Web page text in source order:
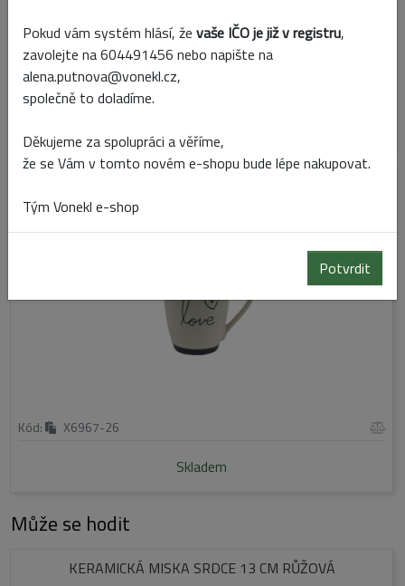
X6967-19
KERAMICKÝ HRNEK LOVE 350 ML KRÉMOVÁ
Kód: X6967-26
Skladem
Může se hodit
KERAMICKÁ MISKA SRDCE 13 CM RŮŽOVÁ
Pokud vám systém hlásí, že vaše IČO je již v registru,
zavolejte na 604491456 nebo napište na
alena.putnova@vonekl.cz,
společně to doladíme.
Děkujeme za spolupráci a věříme,
že se Vám v tomto novém e-shopu bude lépe nakupovat.
Tým Vonekl e-shop
Potvrdit